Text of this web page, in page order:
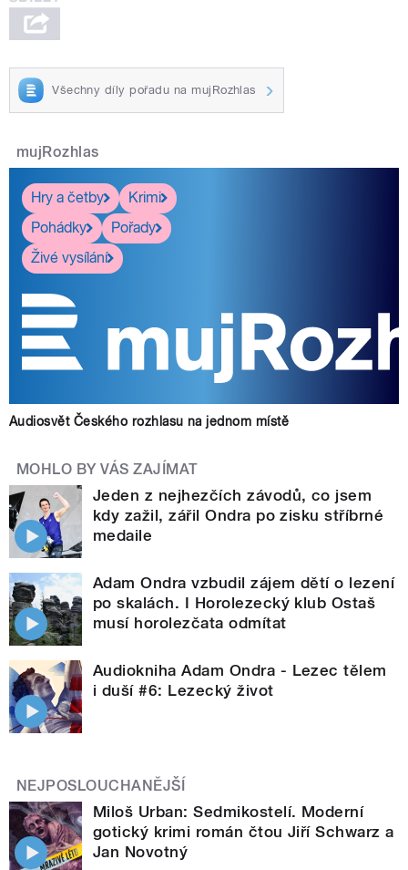
Všechny díly pořadu na mujRozhlas
mujRozhlas
Hry a četby
Krimi
Pohádky
Pořady
Živé vysílání
Audiosvět Českého rozhlasu na jednom místě
MOHLO BY VÁS ZAJÍMAT
Jeden z nejhezčích závodů, co jsem
kdy zažil, zářil Ondra po zisku stříbrné
medaile
Adam Ondra vzbudil zájem dětí o lezení
po skalách. I Horolezecký klub Ostaš
musí horolezčata odmítat
Audiokniha Adam Ondra - Lezec tělem
i duší #6: Lezecký život
NEJPOSLOUCHANĚJŠÍ
Miloš Urban: Sedmikostelí. Moderní
gotický krimi román čtou Jiří Schwarz a
Jan Novotný